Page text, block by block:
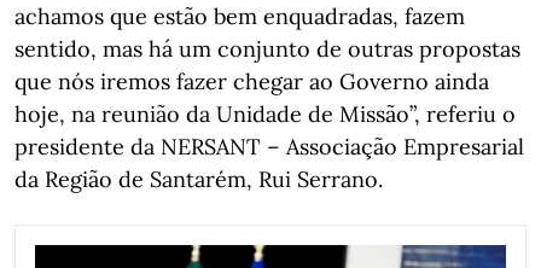
achamos que estão bem enquadradas, fazem
sentido, mas há um conjunto de outras propostas
que nós iremos fazer chegar ao Governo ainda
hoje, na reunião da Unidade de Missão”, referiu o
presidente da NERSANT – Associação Empresarial
da Região de Santarém, Rui Serrano.